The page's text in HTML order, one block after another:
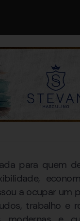
para quem
a ocupar um
trabalho e